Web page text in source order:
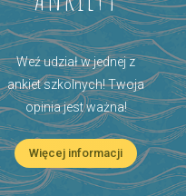
Weź udział w jednej z
ankiet szkolnych! Twoja
opinia jest ważna!
Więcej informacji